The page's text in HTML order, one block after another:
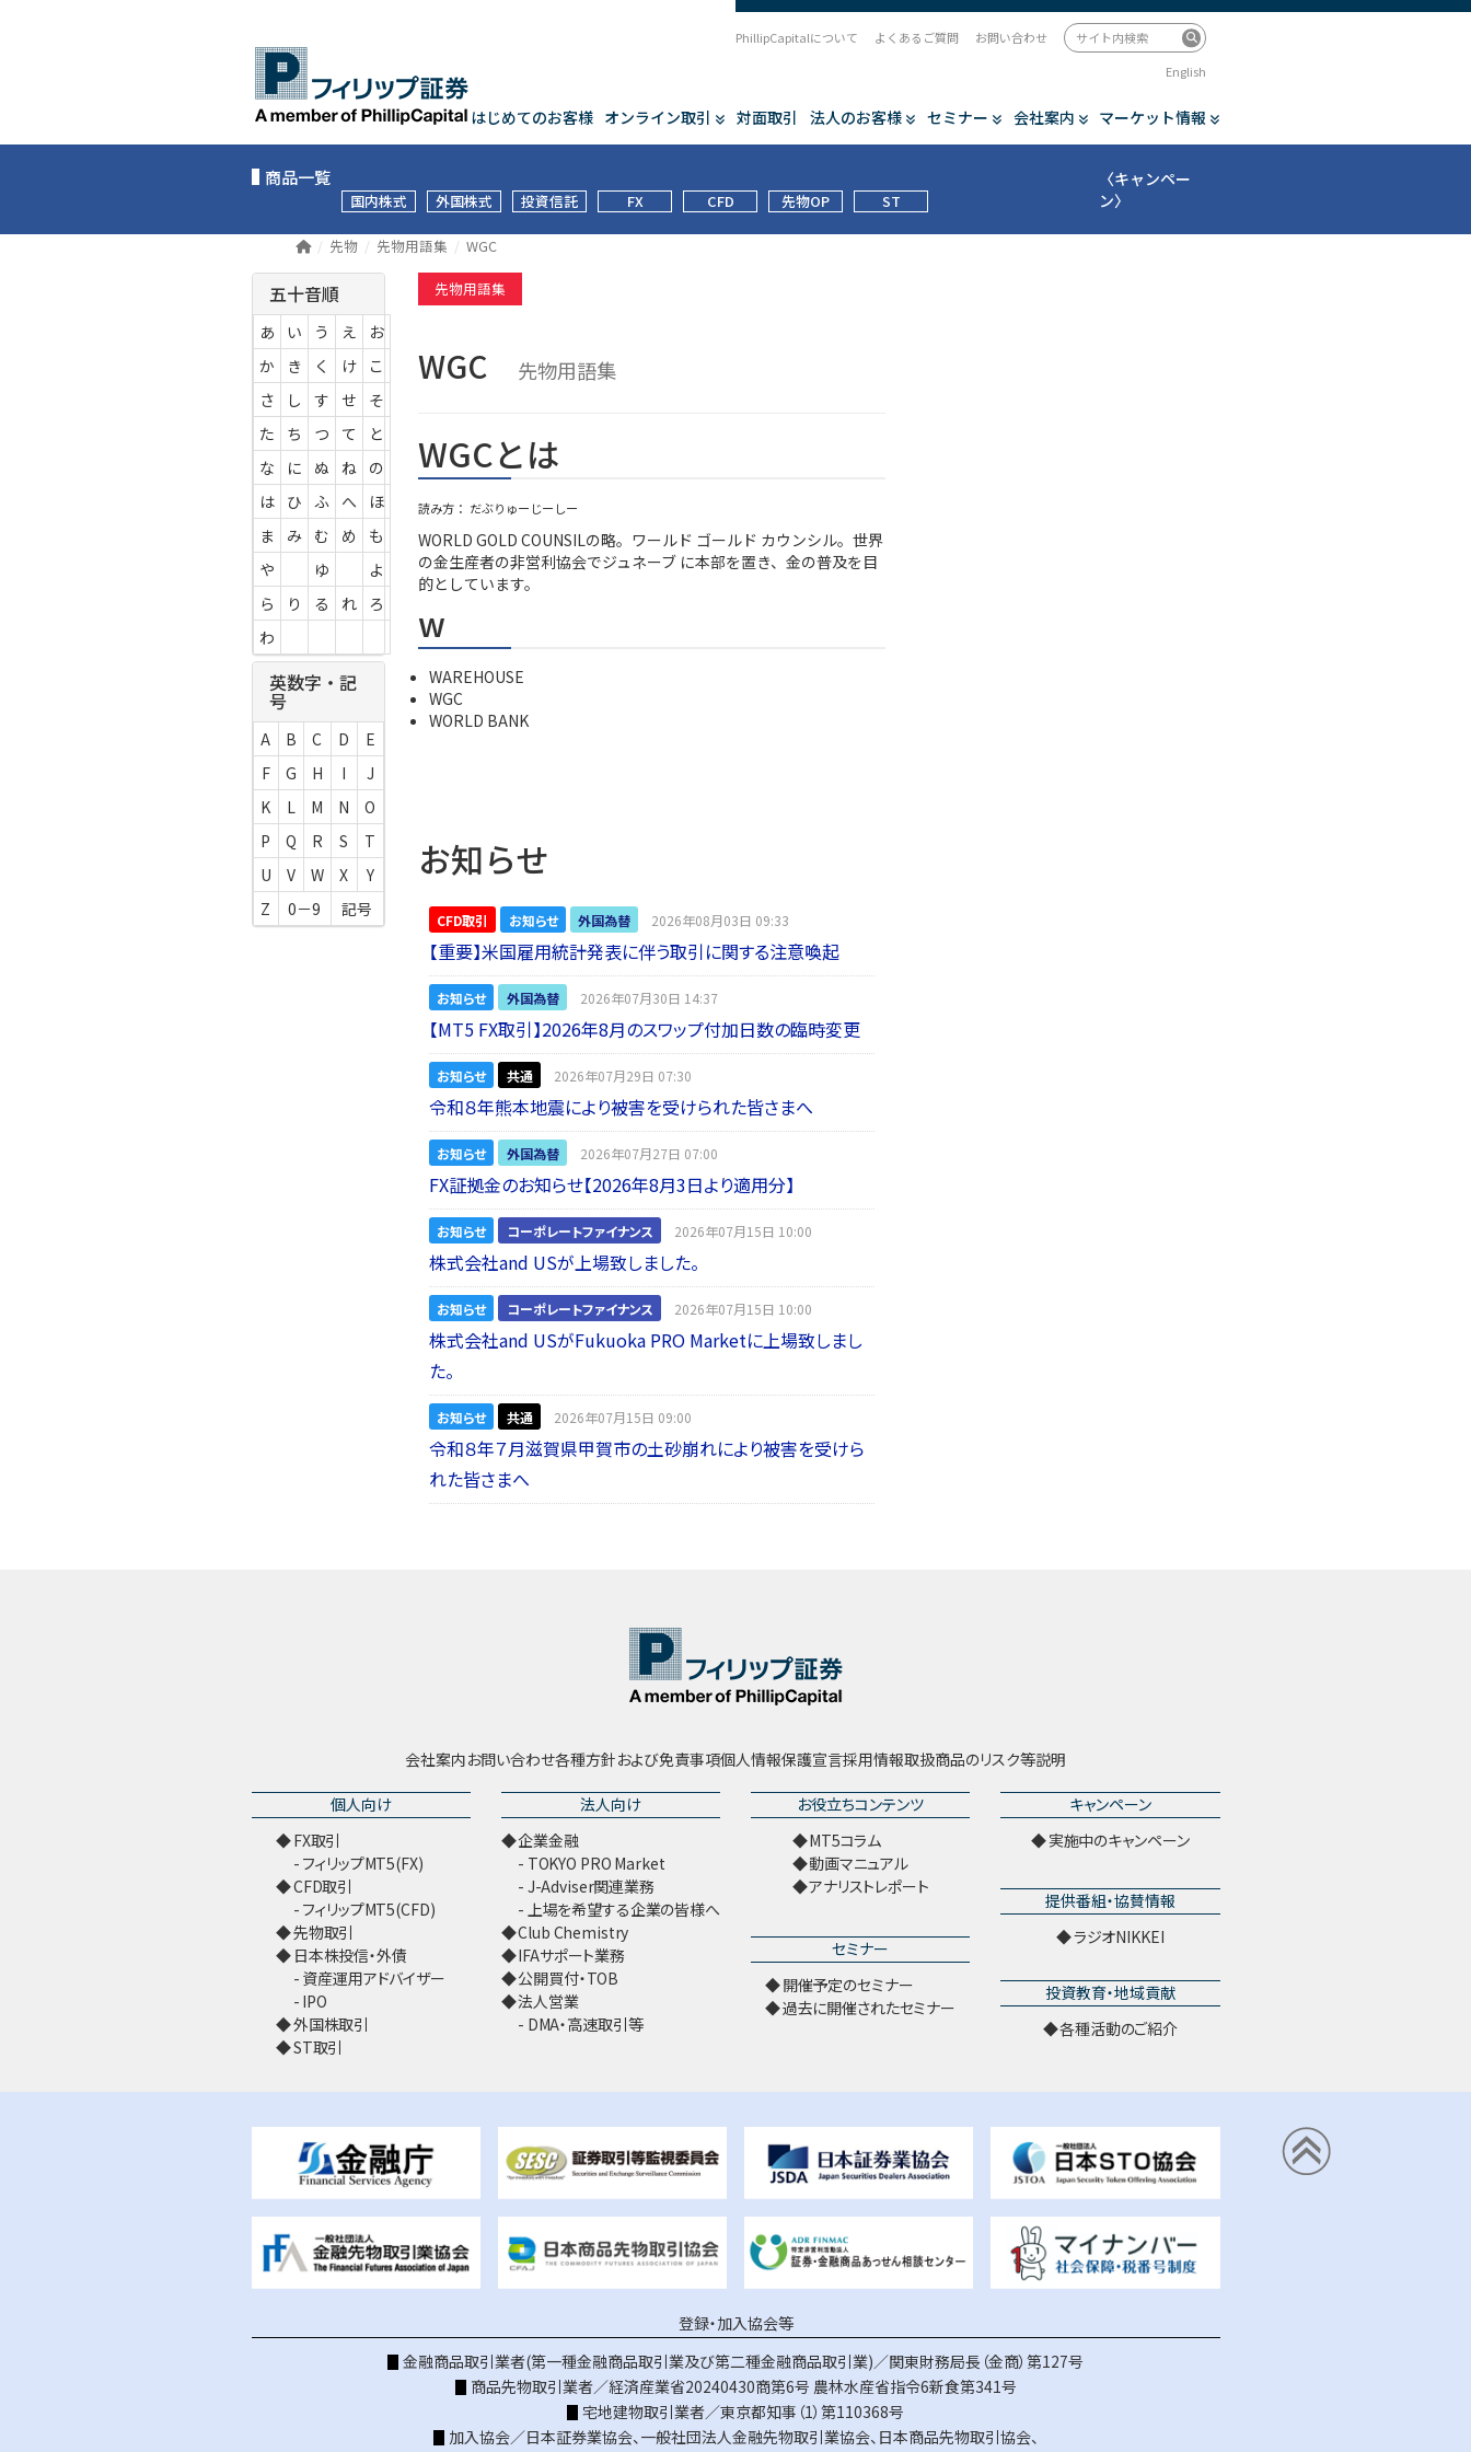
はじめてのお客様 オンライン取引 対面取引 法人のお客様 セミナー 会社案内 マーケット情報
PhillipCapitalについて よくあるご質問
お問い合わせ
English
商品一覧
国内株式 外国株式 投資信託 FX CFD 先物OP ST
〈キャンペー
ン〉
先物 先物用語集 WGC
先物用語集
WGC 先物用語集
WGCとは
読み方： だぶりゅーじーしー
WORLD GOLD COUNSILの略。ワールド ゴールド カウンシル。世界
の金生産者の非営利協会でジュネーブ に本部を置き、金の普及を目
的としています。
w
WAREHOUSE
WGC
WORLD BANK
お知らせ
CFD取引 お知らせ 外国為替 2026年08月03日 09:33
【重要】米国雇用統計発表に伴う取引に関する注意喚起
お知らせ 外国為替 2026年07月30日 14:37
【MT5 FX取引】2026年8月のスワップ付加日数の臨時変更
お知らせ 共通 2026年07月29日 07:30
令和８年熊本地震により被害を受けられた皆さまへ
お知らせ 外国為替 2026年07月27日 07:00
FX証拠金のお知らせ【2026年8月3日より適用分】
お知らせ コーポレートファイナンス 2026年07月15日 10:00
株式会社and USが上場致しました。
お知らせ コーポレートファイナンス 2026年07月15日 10:00
株式会社and USがFukuoka PRO Marketに上場致しまし
た。
お知らせ 共通 2026年07月15日 09:00
令和８年７月滋賀県甲賀市の土砂崩れにより被害を受けら
れた皆さまへ
五十音順
あ い う え
お
か
き く け
こ
さ
し す せ
そ
た
ち つ て
と
な
に ぬ ね
の
は
ひ ふ へ
ほ
ま
み む め
も
や
ゆ
よ
ら
り る れ
ろ
わ
英数字・記
号
A B C D
E
F
G H I
J
K
L M N
O
P
Q R S
T
U
V W X
Y
Z
0－9 記号
会社案内お問い合わせ各種方針および免責事項個人情報保護宣言採用情報取扱商品のリスク等説明
個人向け
FX取引
フィリップMT5(FX)
CFD取引
フィリップMT5(CFD)
先物取引
日本株投信・外債
資産運用アドバイザー
IPO
外国株取引
ST取引
法人向け
企業金融
TOKYO PRO Market
J-Adviser関連業務
上場を希望する企業の皆様へ
Club Chemistry
IFAサポート業務
公開買付・TOB
法人営業
DMA・高速取引等
お役立ちコンテンツ
MT5コラム
動画マニュアル
アナリストレポート
セミナー
開催予定のセミナー
過去に開催されたセミナー
キャンペーン
実施中のキャンペーン
提供番組・協賛情報
ラジオNIKKEI
投資教育・地域貢献
各種活動のご紹介
登録・加入協会等
金融商品取引業者(第一種金融商品取引業及び第二種金融商品取引業)／関東財務局長（金商）第127号
商品先物取引業者／経済産業省20240430商第6号 農林水産省指令6新食第341号
宅地建物取引業者／東京都知事（1）第110368号
加入協会／日本証券業協会、 一般社団法人金融先物取引業協会、 日本商品先物取引協会、